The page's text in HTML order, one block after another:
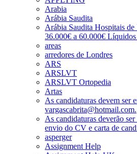
Arabia
Arábia Saudita
Arábia Saudita Hospitais
36.000€ a 60.000€
areas
arredores de Londres
ARS
ARSLVT
ARSLVT Ortopedia
Artas
As candidaturas devem ser
vargascabrita@hotmail.com.
As candidaturas deverão
envio do CV e carta de
asperger
Assignment Help